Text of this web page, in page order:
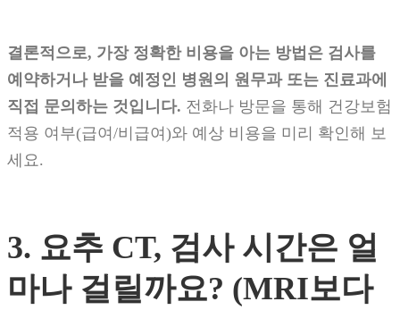
결론적으로, 가장 정확한 비용을 아는 방법은 검사를
예약하거나 받을 예정인 병원의 원무과 또는 진료과에
직접 문의하는 것입니다. 전화나 방문을 통해 건강보험
적용 여부(급여/비급여)와 예상 비용을 미리 확인해 보
세요.
3. 요추 CT, 검사 시간은 얼
마나 걸릴까요? (MRI보다